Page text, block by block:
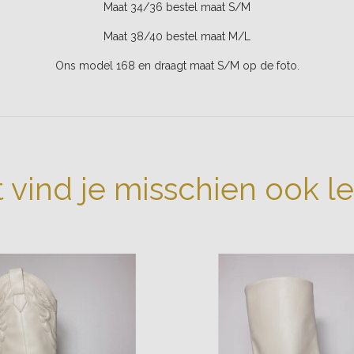
Maat 34/36 bestel maat S/M
Maat 38/40 bestel maat M/L
Ons model 168 en draagt maat S/M op de foto.
vind je misschien ook